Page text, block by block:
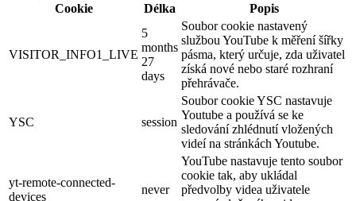
Cookie
Délka Popis
VISITOR_INFO1_LIVE
5
months
27
days
Soubor cookie nastavený
službou YouTube k měření šířky
pásma, který určuje, zda uživatel
získá nové nebo staré rozhraní
přehrávače.
YSC session
Soubor cookie YSC nastavuje
Youtube a používá se ke
sledování zhlédnutí vložených
videí na stránkách Youtube.
yt-remote-connected-
devices
never
YouTube nastavuje tento soubor
cookie tak, aby ukládal
předvolby videa uživatele